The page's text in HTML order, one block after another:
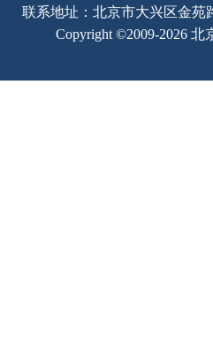
联系地址：北京市大兴区金苑
Copyright ©2009-2026 北